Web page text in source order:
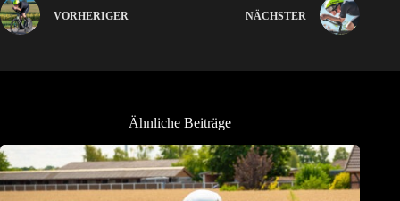
VORHERIGER NÄCHSTER
Ähnliche Beiträge